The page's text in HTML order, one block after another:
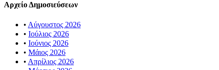
Αρχείο Δημοσιεύσεων
• Αύγουστος 2026
• Ιούλιος 2026
• Ιούνιος 2026
• Μάιος 2026
• Απρίλιος 2026